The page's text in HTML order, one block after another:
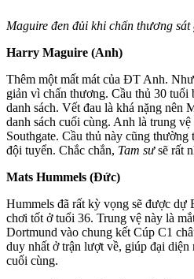
Maguire đen đủi khi chấn thương
Harry Maguire (Anh)
Thêm một mất mát của ĐT Anh.
giản vì chấn thương. Cầu thủ 30 tuổi
danh sách. Vết đau là khá nặng nên
danh sách cuối cùng. Anh là trung
Southgate. Cầu thủ này cũng
đội tuyển. Chắc chắn, Tam sưsẽ rất
Mats Hummels (Đức)
Hummels đã rất kỳ vọng sẽ được dự
chơi tốt ở tuổi 36. Trung vệ này là
Dortmund vào chung kết Cúp C1
duy nhất ở trận lượt về, giúp đại
cuối cùng.